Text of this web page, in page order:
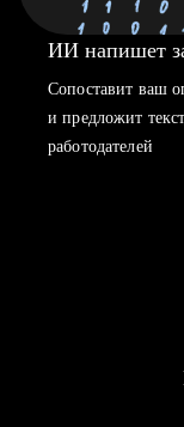
ИИ напишет
Сопоставит ваш
и предложит
работодателей